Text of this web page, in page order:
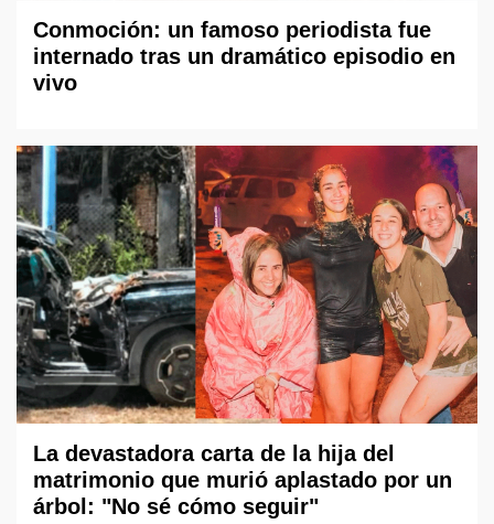
Conmoción: un famoso periodista fue
internado tras un dramático episodio en
vivo
La devastadora carta de la hija del
matrimonio que murió aplastado por un
árbol: "No sé cómo seguir"